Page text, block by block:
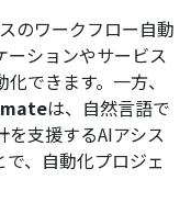
のワークフロー自動
ーションやサービス
できます。一方、
は、自然言語で
支援するAIアシス
、自動化プロジェ